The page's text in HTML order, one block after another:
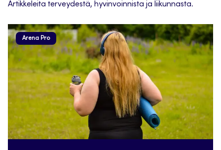
Artikkeleita terveydestä, hyvinvoinnista ja liikunnasta.
Arena Pro